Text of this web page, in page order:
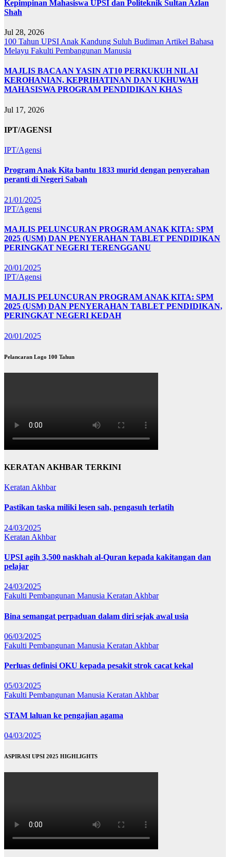
Kepimpinan Mahasiswa UPSI dan Politeknik Sultan Azlan
Shah
Jul 28, 2026
100 Tahun UPSI Anak Kandung Suluh Budiman Artikel Bahasa
Melayu Fakulti Pembangunan Manusia
MAJLIS BACAAN YASIN AT10 PERKUKUH NILAI
KEROHANIAN, KEPRIHATINAN DAN UKHUWAH
MAHASISWA PROGRAM PENDIDIKAN KHAS
Jul 17, 2026
IPT/AGENSI
IPT/Agensi
Program Anak Kita bantu 1833 murid dengan penyerahan
peranti di Negeri Sabah
21/01/2025
IPT/Agensi
MAJLIS PELUNCURAN PROGRAM ANAK KITA: SPM
2025 (USM) DAN PENYERAHAN TABLET PENDIDIKAN
PERINGKAT NEGERI TERENGGANU
20/01/2025
IPT/Agensi
MAJLIS PELUNCURAN PROGRAM ANAK KITA: SPM
2025 (USM) DAN PENYERAHAN TABLET PENDIDIKAN,
PERINGKAT NEGERI KEDAH
20/01/2025
Pelancaran Logo 100 Tahun
KERATAN AKHBAR TERKINI
Keratan Akhbar
Pastikan taska miliki lesen sah, pengasuh terlatih
24/03/2025
Keratan Akhbar
UPSI agih 3,500 naskhah al-Quran kepada kakitangan dan
pelajar
24/03/2025
Fakulti Pembangunan Manusia Keratan Akhbar
Bina semangat perpaduan dalam diri sejak awal usia
06/03/2025
Fakulti Pembangunan Manusia Keratan Akhbar
Perluas definisi OKU kepada pesakit strok cacat kekal
05/03/2025
Fakulti Pembangunan Manusia Keratan Akhbar
STAM laluan ke pengajian agama
04/03/2025
ASPIRASI UPSI 2025 HIGHLIGHTS